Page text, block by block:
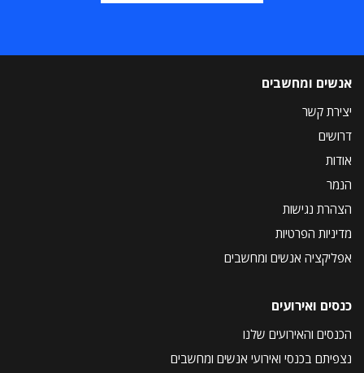
אנשים ומחשבים
יצירת קשר
דרושים
אודות
הנמר
הצהרת נגישות
מדיניות הפרטיות
אפליקציה אנשים ומחשבים
כנסים ואירועים
הכנסים והאירועים שלנו
נצפיתם בכנסי ואירועי אנשים ומחשבים